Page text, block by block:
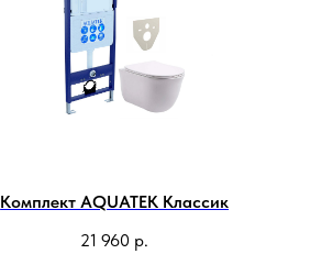
Комплект AQUATEK Классик
21 960 р.